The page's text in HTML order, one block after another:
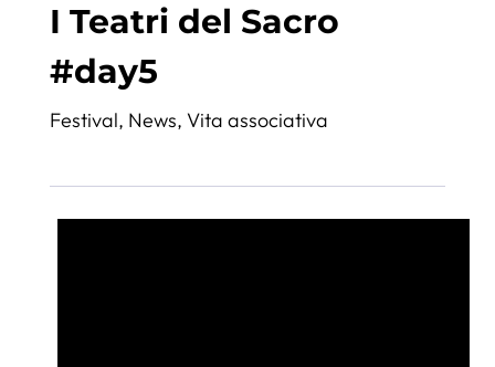
I Teatri del Sacro
#day5
Festival, News, Vita associativa